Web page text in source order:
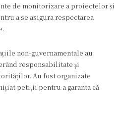
de monitorizare a proiectelor și
a se asigura respectarea
non-guvernamentale au
responsabilitate și
Au fost organizate
petiții pentru a garanta că